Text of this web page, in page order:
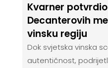
Kvarner
Decanterovih
vinsku regiju
Dok svjetska vinska
autentičnost,